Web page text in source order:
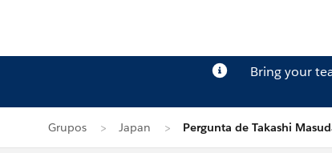
Bring your
Grupos Japan Pergunta de Takashi